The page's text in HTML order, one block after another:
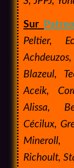
Sur
Peltier,
Blazeul,
Aceik,
Alissa,
Cécilux,
Mineroll,
Richoult,